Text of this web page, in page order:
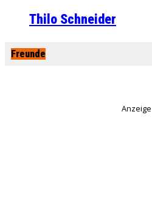
Thilo Schneider
Freunde
Anzeige